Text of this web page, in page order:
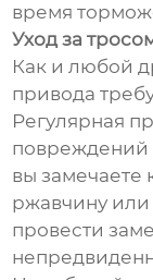
время
Уход за
Как и любой
привода
Регулярная
повреждений
вы замечаете
ржавчину
провести